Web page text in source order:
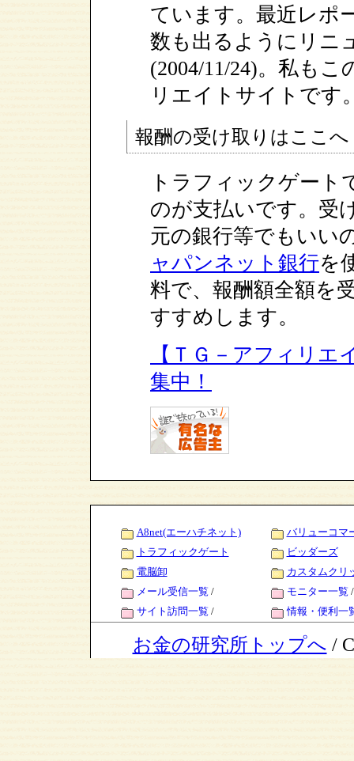
ています。最近レポ
数も出るようにリニ
(2004/11/24)。私も
リエイトサイトです
報酬の受け取りはここへ
トラフィックゲート
のが支払いです。受
元の銀行等でもいい
ャパンネット銀行を
料で、報酬額全額を
すすめします。
【ＴＧ－アフィリ
集中！
A8net(エーハチネット)
バリューコマ
トラフィックゲート
ビッダーズ
電脳卸
カスタムクリ
メール受信一覧 / モニター一覧 /
サイト訪問一覧 / 情報・便利一
お金の研究所トップへ /